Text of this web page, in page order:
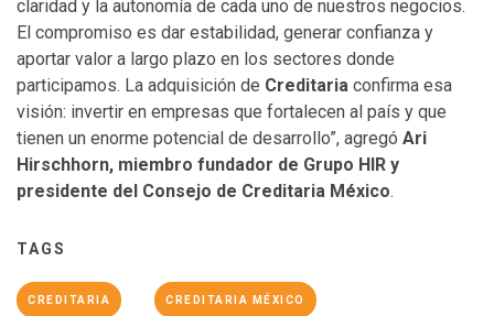
claridad y la autonomía de cada uno de nuestros negocios.
El compromiso es dar estabilidad, generar confianza y
aportar valor a largo plazo en los sectores donde
participamos. La adquisición de Creditaria confirma esa
visión: invertir en empresas que fortalecen al país y que
tienen un enorme potencial de desarrollo”, agregó Ari
Hirschhorn, miembro fundador de Grupo HIR y
presidente del Consejo de Creditaria México.
TAGS
CREDITARIA CREDITARIA MÉXICO